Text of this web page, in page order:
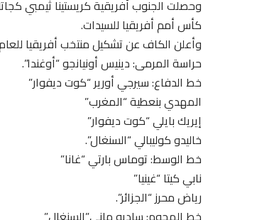
وحصلت الجنوب أفريقية كريستينا ثيمبي
كأس أمم أفريقيا للسيدات.
وأعلن الكاف عن تشكيل منتخب أفريقيا
حراسة المرمى: دينيس أونيانجو “أوغندا”.
خط الدفاع: سيرجي أورير “كوت ديفوار”
المهدي بنعطية “المغرب”
إيريك بايلي “كوت ديفوار”
خاليدو كوليبالي “السنغال”.
خط الوسط: توماس بارتي “غانا”
نابي كيتا “غينيا”
رياض محرز “الجزائر”.